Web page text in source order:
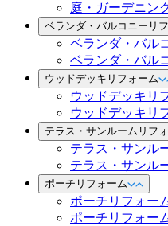
庭・ガーデニン
ベランダ・バルコニーリ
ベランダ・バル
ベランダ・バル
ウッドデッキリフォーム
ウッドデッキリ
ウッドデッキリ
テラス・サンルームリフ
テラス・サンル
テラス・サンル
ポーチリフォーム
ポーチリフォー
ポーチリフォー